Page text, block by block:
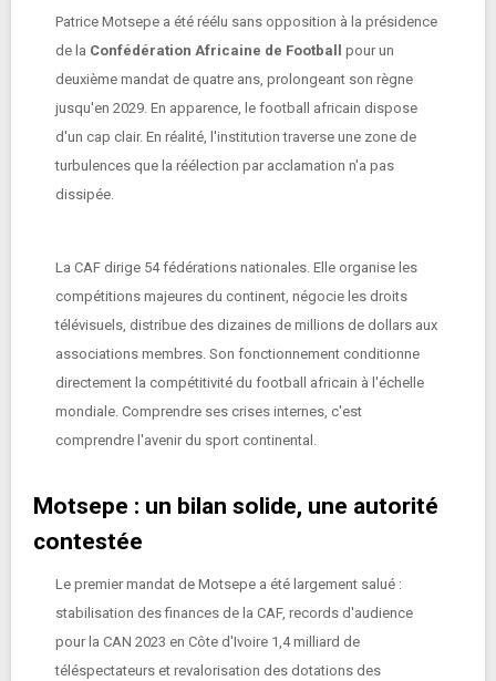
Patrice Motsepe a été réélu sans opposition à la présidence
de la Confédération Africaine de Football
pour un
deuxième mandat de quatre ans, prolongeant son règne
jusqu'en 2029. En apparence, le football africain dispose
d'un cap clair. En réalité, l'institution traverse une zone de
turbulences que la réélection par acclamation n'a pas
dissipée.
La CAF dirige 54 fédérations nationales. Elle organise les
compétitions majeures du continent, négocie les droits
télévisuels, distribue des dizaines de millions de dollars aux
associations membres. Son fonctionnement conditionne
directement la compétitivité du football africain à l'échelle
mondiale. Comprendre ses crises internes, c'est
comprendre l'avenir du sport continental.
Motsepe : un bilan solide, une autorité
contestée
Le premier mandat de Motsepe a été largement salué :
stabilisation des finances de la CAF, records d'audience
pour la CAN 2023 en Côte d'Ivoire 1,4 milliard de
téléspectateurs et revalorisation des dotations des